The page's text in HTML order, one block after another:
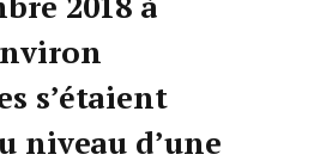
s’étaient
niveau d’une